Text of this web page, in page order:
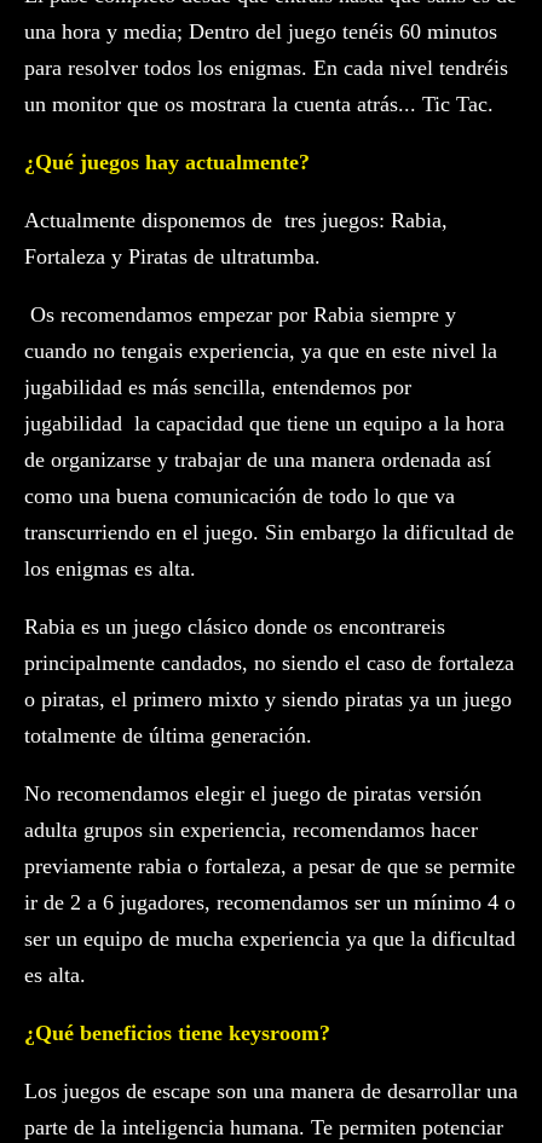
una hora y media; Dentro del juego tenéis 60 minutos
para resolver todos los enigmas. En cada nivel tendréis
un monitor que os mostrara la cuenta atrás... Tic Tac.
¿Qué juegos hay actualmente?
Actualmente disponemos de tres juegos: Rabia,
Fortaleza y Piratas de ultratumba.
Os recomendamos empezar por Rabia siempre y
cuando no tengais experiencia, ya que en este nivel la
jugabilidad es más sencilla, entendemos por
jugabilidad la capacidad que tiene un equipo a la hora
de organizarse y trabajar de una manera ordenada así
como una buena comunicación de todo lo que va
transcurriendo en el juego. Sin embargo la dificultad de
los enigmas es alta.
Rabia es un juego clásico donde os encontrareis
principalmente candados, no siendo el caso de fortaleza
o piratas, el primero mixto y siendo piratas ya un juego
totalmente de última generación.
No recomendamos elegir el juego de piratas versión
adulta grupos sin experiencia, recomendamos hacer
previamente rabia o fortaleza, a pesar de que se permite
ir de 2 a 6 jugadores, recomendamos ser un mínimo 4 o
ser un equipo de mucha experiencia ya que la dificultad
es alta.
¿Qué beneficios tiene keysroom?
Los juegos de escape son una manera de desarrollar una
parte de la inteligencia humana. Te permiten potenciar